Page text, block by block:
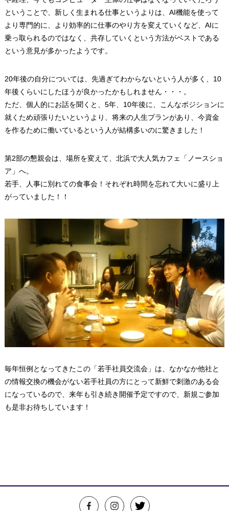
ということで、新しく生まれる仕事というよりは、AI機能を使って
より専門的に、より効率的に仕事のやり方を変えていくなど、AIに
乗っ取られるのではなく、共存していくという方法がベストである
という意見が多かったようです。
20年後の自分については、先過ぎてわからないという人が多く、10
年後くらいにしたほうが良かったかもしれません・・・。
ただ、個人的にお話を聞くと、5年、10年後に、こんなポジションに
就くため頑張りたいというより、将来の人生プランがあり、今資金
を作るために働いているという人が結構多いのに驚きました！
第2部の懇親会は、場所を変えて、北浜で大人気カフェ「ノースショ
ア」へ。
若手、人事に別れての食事会！それぞれ時間を忘れて大いに盛り上
がっていました！！
毎年恒例となってきたこの「若手社員交流会」は、なかなか他社と
の情報交換の機会がない若手社員の方にとって新鮮で刺激のある会
になっているので、来年も引き続き開催予定ですので、新規ご参加
も是非お待ちしています！